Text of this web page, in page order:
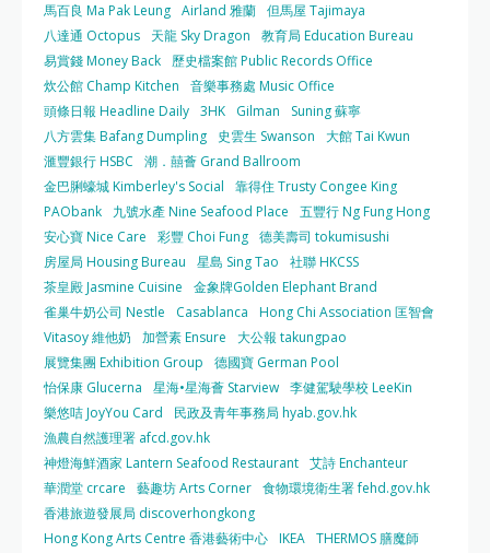
馬百良 Ma Pak Leung Airland 雅蘭 但馬屋 Tajimaya
八達通 Octopus
天龍 Sky Dragon
教育局 Education Bureau
易賞錢 Money Back
歷史檔案館 Public Records Office
炊公館 Champ Kitchen
音樂事務處 Music Office
頭條日報 Headline Daily 3HK Gilman
Suning 蘇寧
八方雲集 Bafang Dumpling
史雲生 Swanson
大館 Tai Kwun
滙豐銀行 HSBC
潮．囍薈 Grand Ballroom
金巴脷蠔城 Kimberley's Social
靠得住 Trusty Congee King
PAObank
九號水產 Nine Seafood Place
五豐行 Ng Fung Hong
安心寶 Nice Care
彩豐 Choi Fung 德美壽司 tokumisushi
房屋局 Housing Bureau
星島 Sing Tao
社聯 HKCSS
茶皇殿 Jasmine Cuisine
金象牌Golden Elephant Brand
雀巢牛奶公司 Nestle
Casablanca
Hong Chi Association 匡智會
Vitasoy 維他奶
加營素 Ensure
大公報 takungpao
展覽集團 Exhibition Group
德國寶 German Pool
怡保康 Glucerna
星海•星海薈 Starview 李健駕駛學校 LeeKin
樂悠咭 JoyYou Card
民政及青年事務局 hyab.gov.hk
漁農自然護理署 afcd.gov.hk
神燈海鮮酒家 Lantern Seafood Restaurant 艾詩 Enchanteur
華潤堂 crcare
藝趣坊 Arts Corner 食物環境衛生署 fehd.gov.hk
香港旅遊發展局 discoverhongkong
Hong Kong Arts Centre 香港藝術中心 IKEA THERMOS 膳魔師